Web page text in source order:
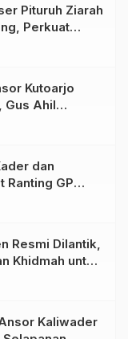
Pituruh Ziarah
Perkuat
an
Kutoarjo
Gus Ahil
bagi
dan
Ranting GP
Reorganisasi
Resmi Dilantik,
Khidmah untuk
Kaliwader